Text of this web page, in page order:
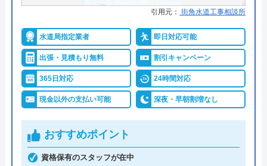
千葉県、東京都、神奈川県、埼玉県を中心に対応し
で駆けつけ可能な地域密着型の業者です。
出張見積もりは無料かつ24時間・365日いつでも対
応しているため、夜間の急なトラブルも安心して頼
れます。
施工実績10万件以上という豊富な経験に基づく技術
力があるからこそ、施工保証7年という手厚いサポ
引用元： 街角水道工事相談所
水道局指定業者 即日対応可能
出張・見積もり無料 割引キャンペーン
365日対応 24時間対応
現金以外の支払い可能 深夜・早朝割増なし
おすすめポイント
資格保有のスタッフが在中